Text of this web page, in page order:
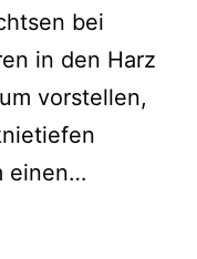
bei
in den Harz
vorstellen,
einen…